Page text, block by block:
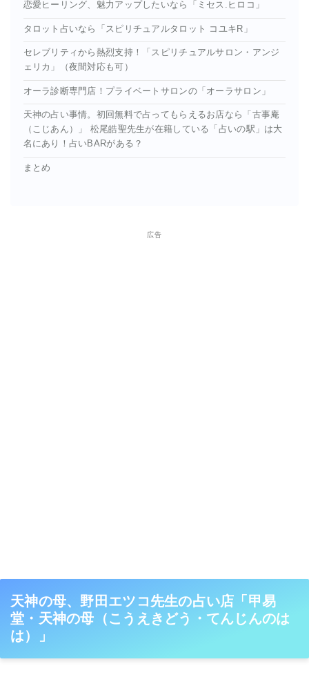
恋愛ヒーリング、魅力アップしたいなら「ミセス.ヒロコ」
タロット占いなら「スピリチュアルタロット コユキR」
セレブリティから熱烈支持！「スピリチュアルサロン・アンジ
ェリカ」（夜間対応も可）
オーラ診断専門店！プライベートサロンの「オーラサロン」
天神の占い事情。初回無料で占ってもらえるお店なら「古事庵
（こじあん）」 松尾皓聖先生が在籍している「占いの駅」は大
名にあり！占いBARがある？
まとめ
広告
天神の母、野田エツコ先生の占い店「甲易
堂・天神の母（こうえきどう・てんじんのは
は）」